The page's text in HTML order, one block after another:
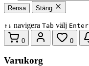
Rensa Stäng
↑ ↓ navigera Tab välj Enter
0 0
Varukorg